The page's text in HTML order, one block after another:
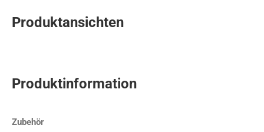
Produktansichten
Produktinformation
Zubehör